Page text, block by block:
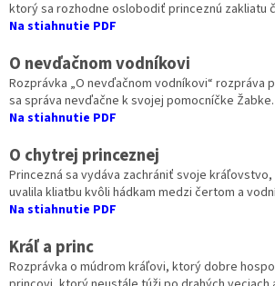
ktorý sa rozhodne oslobodiť princeznú zakliatu
Na stiahnutie PDF
O nevďačnom vodníkovi
Rozprávka „O nevďačnom vodníkovi“ rozpráva
sa správa nevďačne k svojej pomocníčke Žabke.
Na stiahnutie PDF
O chytrej princeznej
Princezná sa vydáva zachrániť svoje
uvalila kliatbu kvôli hádkam medzi čertom a
Na stiahnutie PDF
Kráľ a princ
Rozprávka o múdrom kráľovi, ktorý dobre